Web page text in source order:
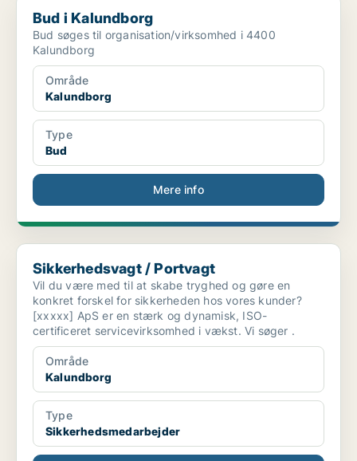
Bud i Kalundborg
Bud søges til organisation/virksomhed i 4400
Kalundborg
Område
Kalundborg
Type
Bud
Mere info
Sikkerhedsvagt / Portvagt
Sikkerhedsvagt / Portvagt
Vil du være med til at skabe tryghed og gøre en
konkret forskel for sikkerheden hos vores kunder?
[xxxxx] ApS er en stærk og dynamisk, ISO-
certificeret servicevirksomhed i vækst. Vi søger .
Område
Kalundborg
Type
Sikkerhedsmedarbejder